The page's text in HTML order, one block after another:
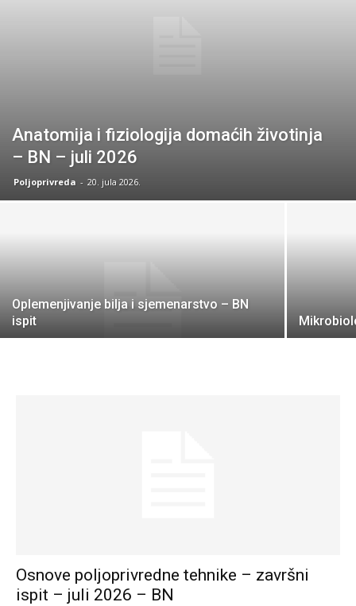
Anatomija i fiziologija domaćih životinja
– BN – juli 2026
Poljoprivreda - 20. jula 2026.
Oplemenjivanje bilja i sjemenarstvo – BN
ispit
Osnove poljoprivredne tehnike – završni
ispit – juli 2026 – BN